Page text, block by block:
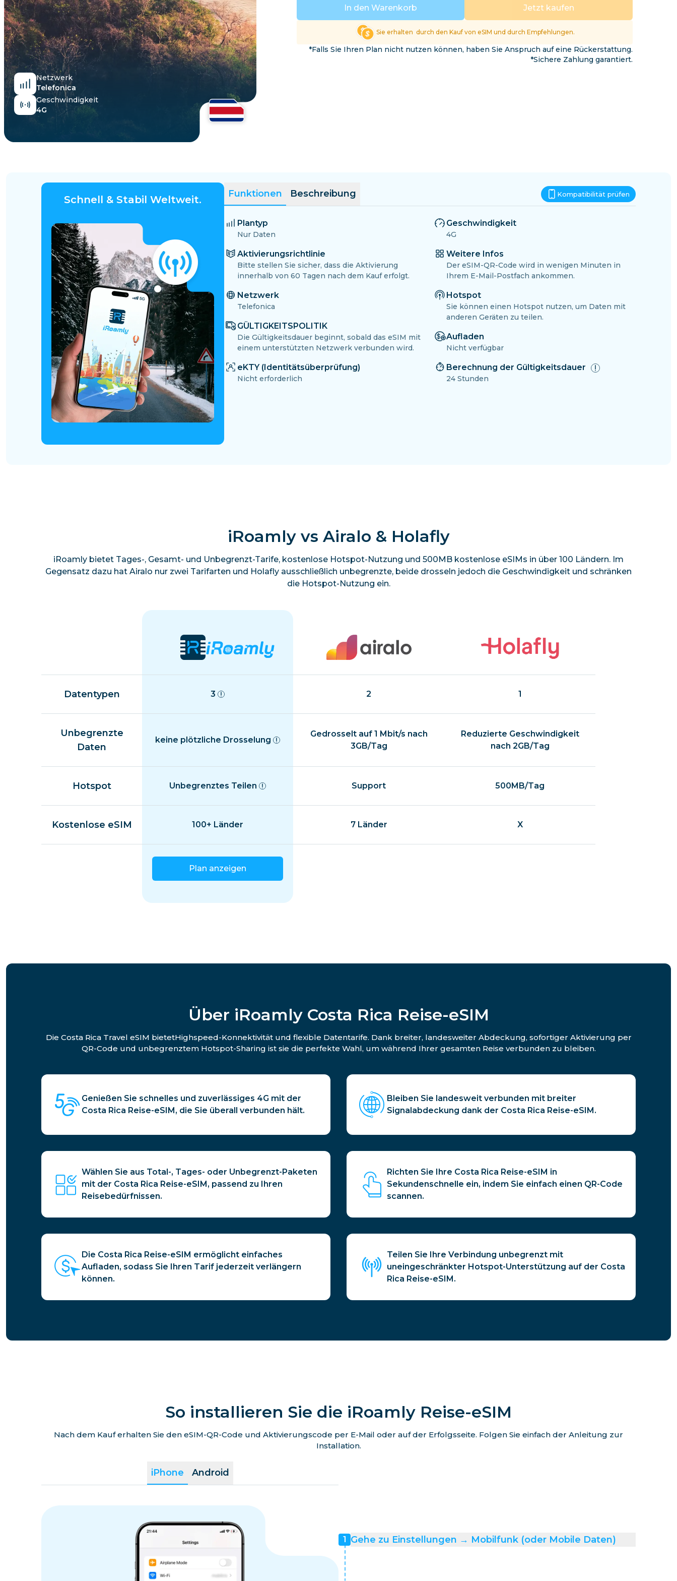
Alle Ziele erkunden
Netzwerk
Telefonica
Geschwindigkeit
4G
In den Warenkorb Jetzt kaufen
Sie erhalten durch den Kauf von eSIM und durch Empfehlungen.
*Falls Sie Ihren Plan nicht nutzen können, haben Sie Anspruch auf eine Rückerstattung.
*Sichere Zahlung garantiert.
Schnell & Stabil Weltweit. Funktionen Beschreibung Kompatibilität prüfen
Plantyp
Nur Daten
Aktivierungsrichtlinie
Bitte stellen Sie sicher, dass die Aktivierung
innerhalb von 60 Tagen nach dem Kauf erfolgt.
Netzwerk
Telefonica
GÜLTIGKEITSPOLITIK
Die Gültigkeitsdauer beginnt, sobald das eSIM mit
einem unterstützten Netzwerk verbunden wird.
eKTY (Identitätsüberprüfung)
Nicht erforderlich
Geschwindigkeit
4G
Weitere Infos
Der eSIM-QR-Code wird in wenigen Minuten in
Ihrem E-Mail-Postfach ankommen.
Hotspot
Sie können einen Hotspot nutzen, um Daten mit
anderen Geräten zu teilen.
Aufladen
Nicht verfügbar
Berechnung der Gültigkeitsdauer
24 Stunden
iRoamly vs Airalo & Holafly
iRoamly bietet Tages-, Gesamt- und Unbegrenzt-Tarife, kostenlose Hotspot-Nutzung und 500MB kostenlose eSIMs in über 100 Ländern. Im
Gegensatz dazu hat Airalo nur zwei Tarifarten und Holafly ausschließlich unbegrenzte, beide drosseln jedoch die Geschwindigkeit und schränken
die Hotspot-Nutzung ein.
Datentypen 3 2 1
Unbegrenzte
Daten
keine plötzliche Drosselung
Gedrosselt auf 1 Mbit/s nach
3GB/Tag
Reduzierte Geschwindigkeit
nach 2GB/Tag
Hotspot Unbegrenztes Teilen Support 500MB/Tag
Kostenlose eSIM 100+ Länder 7 Länder X
Plan anzeigen
Über iRoamly Costa Rica Reise-eSIM
Die Costa Rica Travel eSIM bietetHighspeed-Konnektivität und flexible Datentarife. Dank breiter, landesweiter Abdeckung, sofortiger Aktivierung per
QR-Code und unbegrenztem Hotspot-Sharing ist sie die perfekte Wahl, um während Ihrer gesamten Reise verbunden zu bleiben.
Genießen Sie schnelles und zuverlässiges 4G mit der
Costa Rica Reise-eSIM, die Sie überall verbunden hält.
Bleiben Sie landesweit verbunden mit breiter
Signalabdeckung dank der Costa Rica Reise-eSIM.
Wählen Sie aus Total-, Tages- oder Unbegrenzt-Paketen
mit der Costa Rica Reise-eSIM, passend zu Ihren
Reisebedürfnissen.
Richten Sie Ihre Costa Rica Reise-eSIM in
Sekundenschnelle ein, indem Sie einfach einen QR-Code
scannen.
Die Costa Rica Reise-eSIM ermöglicht einfaches
Aufladen, sodass Sie Ihren Tarif jederzeit verlängern
können.
Teilen Sie Ihre Verbindung unbegrenzt mit
uneingeschränkter Hotspot-Unterstützung auf der Costa
Rica Reise-eSIM.
So installieren Sie die iRoamly Reise-eSIM
Nach dem Kauf erhalten Sie den eSIM-QR-Code und Aktivierungscode per E-Mail oder auf der Erfolgsseite. Folgen Sie einfach der Anleitung zur
Installation.
iPhone Android
1 Gehe zu Einstellungen → Mobilfunk (oder Mobile Daten)